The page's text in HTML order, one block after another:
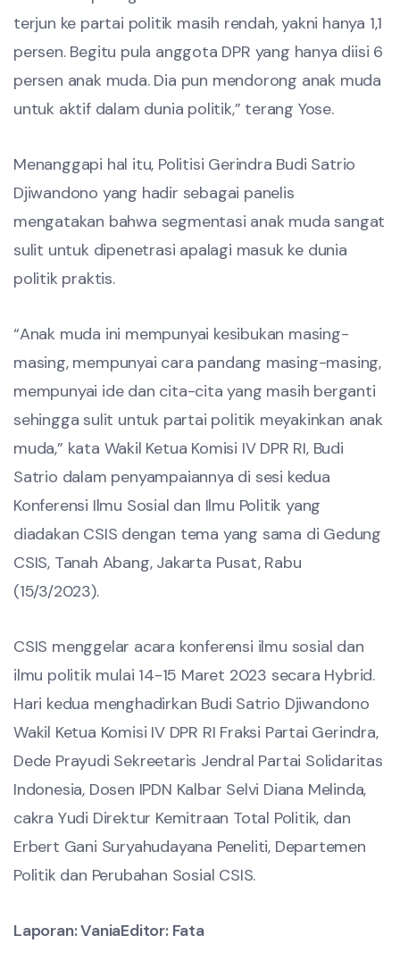
terjun ke partai politik masih rendah, yakni hanya 1,1
persen. Begitu pula anggota DPR yang hanya diisi 6
persen anak muda. Dia pun mendorong anak muda
untuk aktif dalam dunia politik,” terang Yose.
Menanggapi hal itu, Politisi Gerindra Budi Satrio
Djiwandono yang hadir sebagai panelis
mengatakan bahwa segmentasi anak muda sangat
sulit untuk dipenetrasi apalagi masuk ke dunia
politik praktis.
“Anak muda ini mempunyai kesibukan masing-
masing, mempunyai cara pandang masing-masing,
mempunyai ide dan cita-cita yang masih berganti
sehingga sulit untuk partai politik meyakinkan anak
muda,” kata Wakil Ketua Komisi IV DPR RI, Budi
Satrio dalam penyampaiannya di sesi kedua
Konferensi Ilmu Sosial dan Ilmu Politik yang
diadakan CSIS dengan tema yang sama di Gedung
CSIS, Tanah Abang, Jakarta Pusat, Rabu
(15/3/2023).
CSIS menggelar acara konferensi ilmu sosial dan
ilmu politik mulai 14-15 Maret 2023 secara Hybrid.
Hari kedua menghadirkan Budi Satrio Djiwandono
Wakil Ketua Komisi IV DPR RI Fraksi Partai Gerindra,
Dede Prayudi Sekreetaris Jendral Partai Solidaritas
Indonesia, Dosen IPDN Kalbar Selvi Diana Melinda,
cakra Yudi Direktur Kemitraan Total Politik, dan
Erbert Gani Suryahudayana Peneliti, Departemen
Politik dan Perubahan Sosial CSIS.
Laporan: VaniaEditor: Fata